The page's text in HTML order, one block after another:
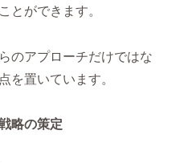
とができます。
のアプローチだけではな
を置いています。
略の策定